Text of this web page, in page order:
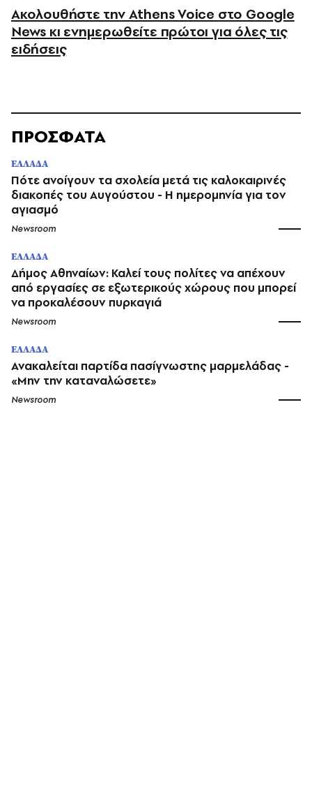
Ακολουθήστε την Athens Voice στο Google
News κι ενημερωθείτε πρώτοι για όλες τις
ειδήσεις
ΠΡΟΣΦΑΤΑ
ΕΛΛΑΔΑ
Πότε ανοίγουν τα σχολεία μετά τις καλοκαιρινές
διακοπές του Αυγούστου - Η ημερομηνία για τον
αγιασμό
Newsroom
ΕΛΛΑΔΑ
Δήμος Αθηναίων: Καλεί τους πολίτες να απέχουν
από εργασίες σε εξωτερικούς χώρους που μπορεί
να προκαλέσουν πυρκαγιά
Newsroom
ΕΛΛΑΔΑ
Ανακαλείται παρτίδα πασίγνωστης μαρμελάδας -
«Μην την καταναλώσετε»
Newsroom